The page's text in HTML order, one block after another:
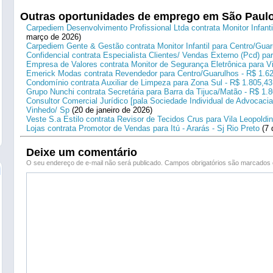
Outras oportunidades de emprego em São
Carpediem Desenvolvimento Profissional Ltda contrata Monitor
março de 2026)
Carpediem Gente & Gestão contrata Monitor Infantil para Centro/
Confidencial contrata Especialista Clientes/ Vendas Externo (Pcd)
Empresa de Valores contrata Monitor de Segurança Eletrônica para
Emerick Modas contrata Revendedor para Centro/Guarulhos - R$
Condomínio contrata Auxiliar de Limpeza para Zona Sul - R$ 1.805,43
Grupo Nunchi contrata Secretária para Barra da Tijuca/Matão - R$
Consultor Comercial Jurídico [pala Sociedade Individual de
Vinhedo/ Sp (20 de janeiro de 2026)
Veste S.a Estilo contrata Revisor de Tecidos Crus para Vila
Lojas contrata Promotor de Vendas para Itú - Ararás - Sj Rio Preto (7
Deixe um comentário
O seu endereço de e-mail não será publicado. Campos obrigatórios são